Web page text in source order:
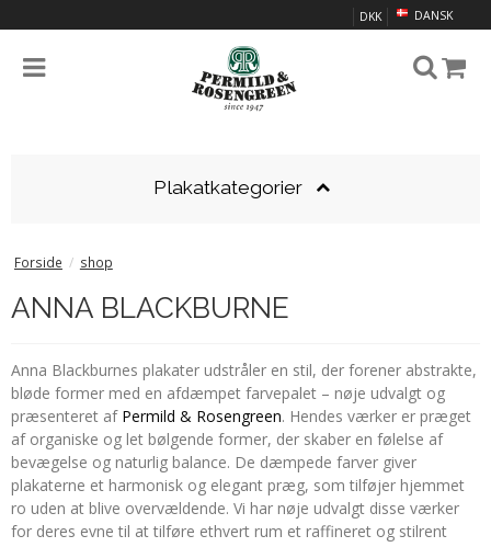
DANSK
DKK
Plakatkategorier
Forside / shop
ANNA BLACKBURNE
Anna Blackburnes plakater udstråler en stil, der forener abstrakte,
bløde former med en afdæmpet farvepalet – nøje udvalgt og
præsenteret af Permild & Rosengreen. Hendes værker er præget
af organiske og let bølgende former, der skaber en følelse af
bevægelse og naturlig balance. De dæmpede farver giver
plakaterne et harmonisk og elegant præg, som tilføjer hjemmet
ro uden at blive overvældende. Vi har nøje udvalgt disse værker
for deres evne til at tilføre ethvert rum et raffineret og stilrent